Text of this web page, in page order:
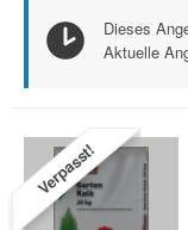
Dieses
Aktuelle
Verpasst!